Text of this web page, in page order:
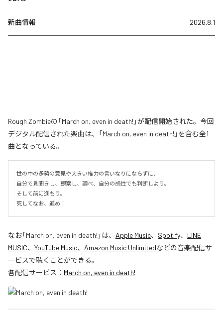
新曲情報 2026.8.1
Rough Zombieの「March on, even in death!」が配信開始された。今回
デジタル配信された楽曲は、「March on, even in death!」を含む全1
曲となっている。
世の中の多勢の意見や大きい権力の言いなりにならずに、
自分で見聞きし、観察し、調べ、自分の感性でも判断しよう。
そして前に進もう。
死してなお、進め！
なお「March on, even in death! 」は、 Apple Music、 Spotify、 LINE
MUSIC、 YouTube Music、 Amazon Music Unlimitedなどの音楽配信サ
ービスで聴くことができる。
各配信サービス： March on, even in death!